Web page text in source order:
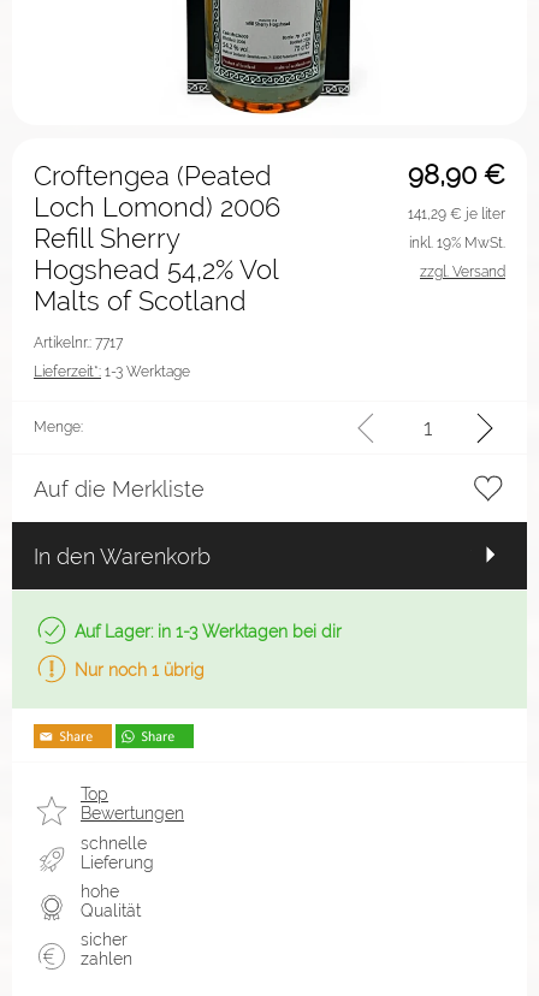
98,90 €
Croftengea (Peated
Loch Lomond) 2006
Refill Sherry
Hogshead 54,2% Vol
Malts of Scotland
Artikelnr.: 7717
Lieferzeit*: 1-3 Werktage
141,29 € je liter
inkl. 19% MwSt.
zzgl. Versand
Menge:
Auf die Merkliste
In den Warenkorb
Auf Lager: in 1-3 Werktagen bei dir
Nur noch 1 übrig
Top
Bewertungen
schnelle
Lieferung
hohe
Qualität
sicher
zahlen